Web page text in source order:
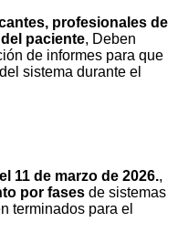
profesionales de
paciente, Deben
de informes para que
sistema durante el
11 de marzo de 2026.,
por fases de sistemas
terminados para el